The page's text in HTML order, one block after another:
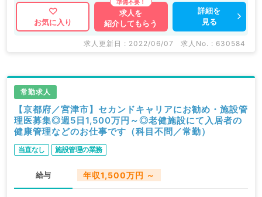
お気に入り
求人を
紹介してもらう
詳細を
見る
求人更新日 : 2022/06/07 求人No. : 630584
常勤求人
【京都府／宮津市】セカンドキャリアにお勧め・施設管
理医募集◎週5日1,500万円～◎老健施設にて入居者の
健康管理などのお仕事です（科目不問／常勤）
当直なし 施設管理の業務
給与 年収1,500万円 ～